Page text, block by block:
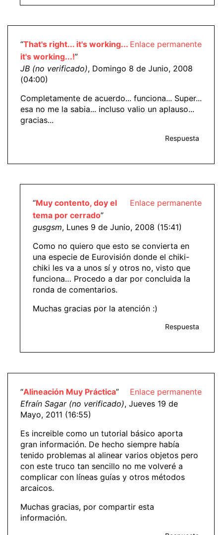
Enlace permanente
“That's right... it's working...
it's working...!”
JB (no verificado), Domingo 8 de Junio, 2008
(04:00)
Completamente de acuerdo... funciona... Super...
esa no me la sabia... incluso valio un aplauso...
gracias...
Respuesta
Enlace permanente
“Muy contento, doy el
tema por cerrado”
gusgsm, Lunes 9 de Junio, 2008 (15:41)
Como no quiero que esto se convierta en
una especie de Eurovisión donde el chiki-
chiki les va a unos sí y otros no, visto que
funciona… Procedo a dar por concluida la
ronda de comentarios.
Muchas gracias por la atención :)
Respuesta
Enlace permanente
“Alineación Muy Práctica”
Efraín Sagar (no verificado), Jueves 19 de
Mayo, 2011 (16:55)
Es increible como un tutorial básico aporta
gran información. De hecho siempre había
tenido problemas al alinear varios objetos pero
con este truco tan sencillo no me volveré a
complicar con líneas guías y otros métodos
arcaicos.
Muchas gracias, por compartir esta
información.